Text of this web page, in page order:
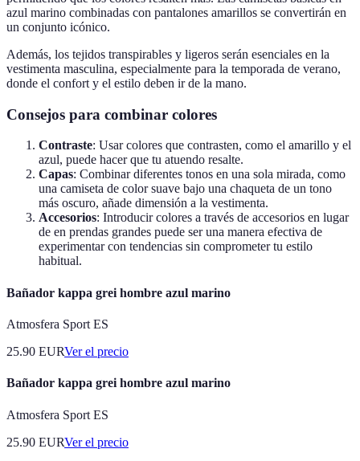
azul marino combinadas con pantalones amarillos se convertirán en
un conjunto icónico.
Además, los tejidos transpirables y ligeros serán esenciales en la
vestimenta masculina, especialmente para la temporada de verano,
donde el confort y el estilo deben ir de la mano.
Consejos para combinar colores
Contraste: Usar colores que contrasten, como el amarillo y el
azul, puede hacer que tu atuendo resalte.
Capas: Combinar diferentes tonos en una sola mirada, como
una camiseta de color suave bajo una chaqueta de un tono
más oscuro, añade dimensión a la vestimenta.
Accesorios: Introducir colores a través de accesorios en lugar
de en prendas grandes puede ser una manera efectiva de
experimentar con tendencias sin comprometer tu estilo
habitual.
Bañador kappa grei hombre azul marino
Atmosfera Sport ES
25.90 EURVer el precio
Bañador kappa grei hombre azul marino
Atmosfera Sport ES
25.90 EURVer el precio